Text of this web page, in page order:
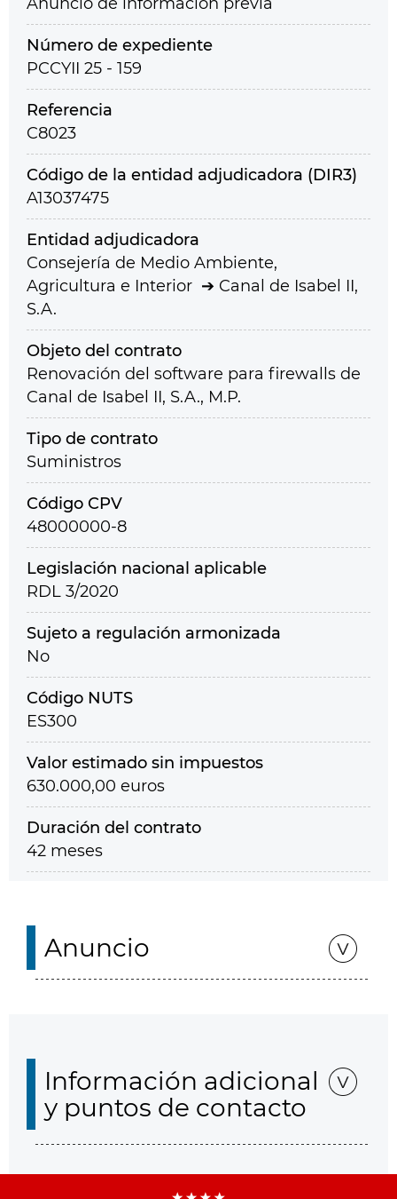
Número de expediente
PCCYII 25 - 159
Referencia
C8023
Código de la entidad adjudicadora (DIR3)
A13037475
Entidad adjudicadora
Consejería de Medio Ambiente,
Agricultura e Interior
Canal de Isabel II,
S.A.
Objeto del contrato
Renovación del software para firewalls de
Canal de Isabel II, S.A., M.P.
Tipo de contrato
Suministros
Código CPV
48000000-8
Legislación nacional aplicable
RDL 3/2020
Sujeto a regulación armonizada
No
Código NUTS
ES300
Valor estimado sin impuestos
630.000,00 euros
Duración del contrato
42 meses
Anuncio
Información adicional
y puntos de contacto